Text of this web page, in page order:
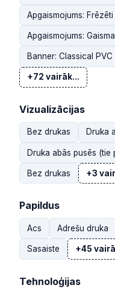
Apgaismojums: Frēzēti
Apgaismojums:
Banner: Classical
+72 vairāk...
Vizualizācijas
Bez drukas Druka
Druka abās pusēs (tie
Bez drukas +3
Papildus
Acs Adrešu druka
Sasaiste +45
Tehnoloģijas